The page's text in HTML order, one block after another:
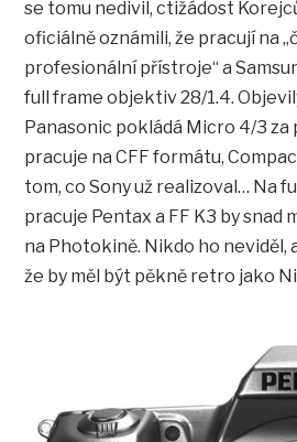
se tomu nedivil, ctižádost
oficiálně oznámili, že pracují na
profesionální přístroje“ a
full frame objektiv 28/1.4.
Panasonic pokládá Micro 4/3
pracuje na CFF formátu,
tom, co Sony už realizoval… Na
pracuje Pentax a FF K3 by snad
na Photokině. Nikdo ho neviděl,
že by měl být pěkně retro jako